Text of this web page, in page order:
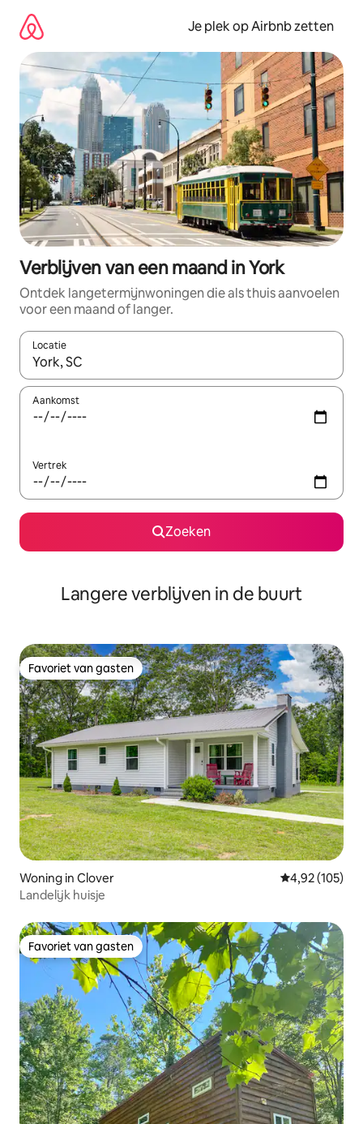
direct
naar
inhoud
Je plek op Airbnb zetten
Verblijven van een maand in York
Ontdek langetermijnwoningen die als thuis aanvoelen
voor een maand of langer.
Locatie
Wanneer er resultaten beschikbaar zijn, maak je een keuze
Aankomst
Vertrek
Zoeken
Langere verblijven in de buurt
Favoriet van gasten
Favoriet van gasten
Woning in Clover Gemiddelde
4,92 (105)
Landelijk huisje
Favoriet van gasten
Favoriet van gasten